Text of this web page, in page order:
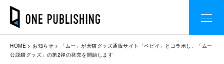
HOME お知らせ
「ムー」が犬猫グッズ通販サイト「ペピイ」とコラボし、「ムー
公認猫グッズ」の第2弾の発売を開始します